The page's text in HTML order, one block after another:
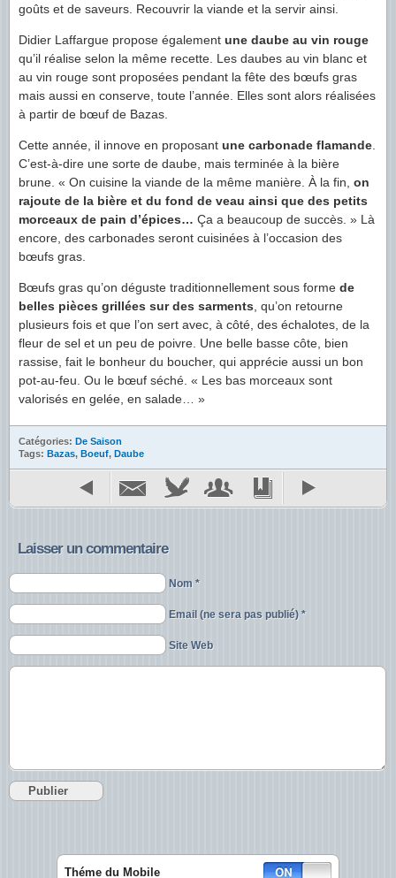
goûts et de saveurs. Recouvrir la viande et la servir ainsi.
Didier Laffargue propose également une daube au vin rouge
qu’il réalise selon la même recette. Les daubes au vin blanc et
au vin rouge sont proposées pendant la fête des bœufs gras
mais aussi en conserve, toute l’année. Elles sont alors réalisées
à partir de bœuf de Bazas.
Cette année, il innove en proposant une carbonade flamande
C’est-à-dire une sorte de daube, mais terminée à la bière
brune. « On cuisine la viande de la même manière. À la fin, on
rajoute de la bière et du fond de veau ainsi que des petits
morceaux de pain d’épices… Ça a beaucoup de succès. » Là
encore, des carbonades seront cuisinées à l’occasion des
bœufs gras.
Bœufs gras qu’on déguste traditionnellement sous forme de
belles pièces grillées sur des sarments , qu’on retourne
plusieurs fois et que l’on sert avec, à côté, des échalotes, de la
fleur de sel et un peu de poivre. Une belle basse côte, bien
rassise, fait le bonheur du boucher, qui apprécie aussi un bon
pot-au-feu. Ou le bœuf séché. « Les bas morceaux sont
valorisés en gelée, en salade… »
Catégories: De Saison
Tags: Bazas, Boeuf, Daube
Laisser un commentaire
Nom *
Email (ne sera pas publié) *
Site Web
Théme du Mobile